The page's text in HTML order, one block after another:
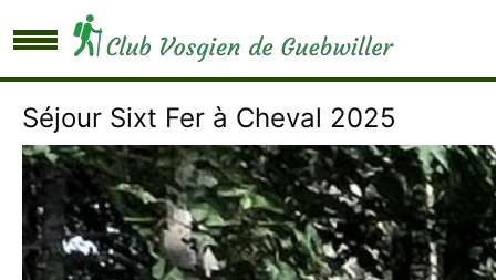
Séjour Sixt Fer à Cheval 2025